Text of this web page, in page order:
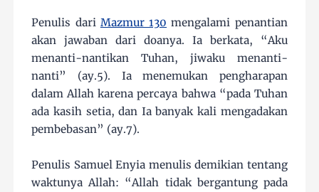
Penulis dari Mazmur 130 mengalami penantian
akan jawaban dari doanya. Ia berkata, “Aku
menanti-nantikan Tuhan, jiwaku menanti-
nanti” (ay.5). Ia menemukan pengharapan
dalam Allah karena percaya bahwa “pada Tuhan
ada kasih setia, dan Ia banyak kali mengadakan
pembebasan” (ay.7).
Penulis Samuel Enyia menulis demikian tentang
waktunya Allah: “Allah tidak bergantung pada